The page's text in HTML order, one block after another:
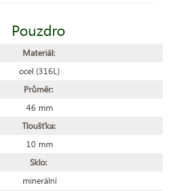
Pouzdro
Materiál:
ocel (316L)
Průměr:
46 mm
Tloušťka:
10 mm
Sklo:
minerální